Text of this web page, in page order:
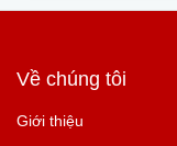
Về chúng tôi
Giới thiệu